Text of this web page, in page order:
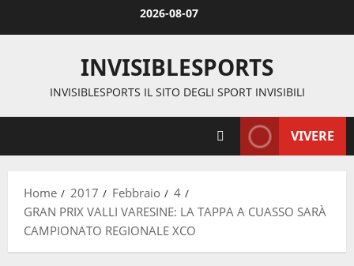
2026-08-07
INVISIBLESPORTS
INVISIBLESPORTS IL SITO DEGLI SPORT INVISIBILI
VIVERE
Home 2017 Febbraio
4
GRAN PRIX VALLI VARESINE: LA TAPPA A CUASSO SARÀ
CAMPIONATO REGIONALE XCO